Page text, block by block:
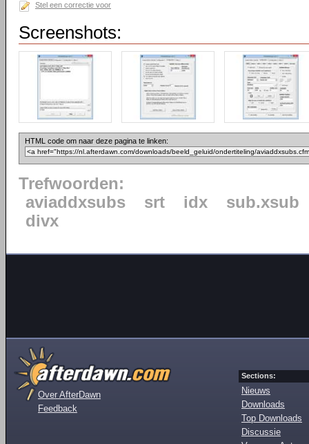
Stel een correctie voor
Screenshots:
HTML code om naar deze pagina te linken:
Trefwoorden:
aviaddxsubs
srt idx
sub.xsub
divx
Over AfterDawn
Feedback
Sections:
Nieuws
Downloads
Top Downloads
Discussie